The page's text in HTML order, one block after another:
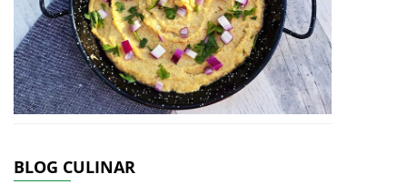
BLOG CULINAR